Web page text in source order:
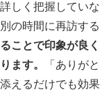
しく把握していな
の時間に再訪する
ことで印象が良く
ます。
「ありがと
えるだけでも効果